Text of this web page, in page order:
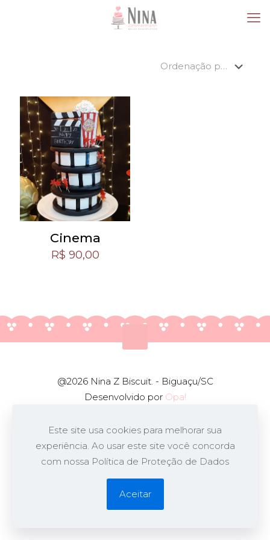
Cinema
R$ 90,00
@2026 Nina Z Biscuit. - Biguaçu/SC
Desenvolvido por Opa!
Este site usa cookies para melhorar sua
experiência. Ao usar este site você concorda
com nossa Política de Proteção de Dados
Aceitar